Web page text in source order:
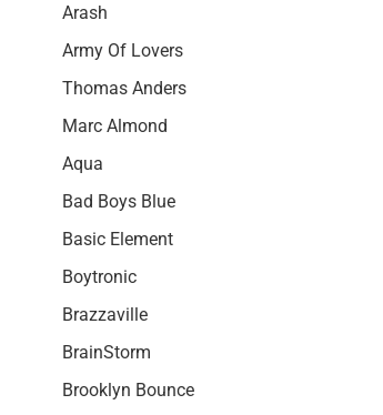
Arash
Army Of Lovers
Thomas Anders
Marc Almond
Aqua
Bad Boys Blue
Basic Element
Boytronic
Brazzaville
BrainStorm
Brooklyn Bounce